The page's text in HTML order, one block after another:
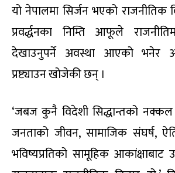
यो नेपालमा सिर्जन भएको
प्रवर्द्धनका निम्ति आफूले
देखाउनुपर्ने अवस्था आएको भनेर
प्रष्ट्याउन खोजेकी छन् ।
‘जबज कुनै विदेशी सिद्धान्तको
जनताको जीवन, सामाजिक संघर्ष,
भविष्यप्रतिको सामूहिक आकांक्षाबाट